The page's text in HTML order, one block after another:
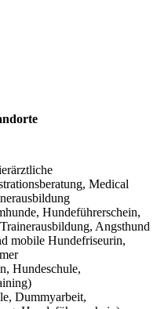
Medical
Hundeführerschein,
Angsthund
mobile Hundefriseurin,
Hundeschule,
Dummyarbeit,